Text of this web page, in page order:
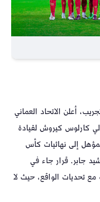
أعلن الاتحاد العماني
كارلوس كيروش لقيادة
إلى نهائيات كأس
رشيد جابر. قرار جاء في
تحديات الواقع، حيث لا